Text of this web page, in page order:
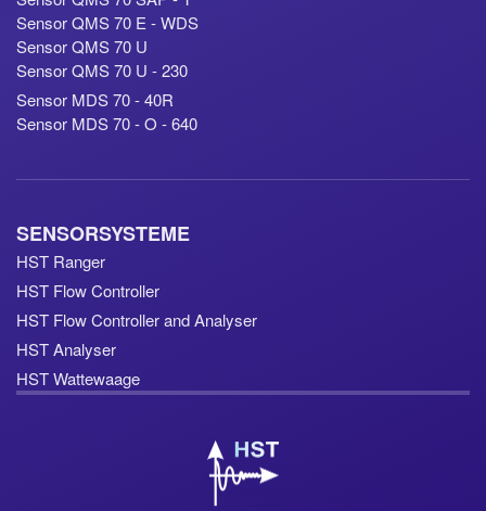
Sensor QMS 70 E - WDS
Sensor QMS 70 U
Sensor QMS 70 U - 230
Sensor MDS 70 - 40R
Sensor MDS 70 - O - 640
SENSORSYSTEME
HST Ranger
HST Flow Controller
HST Flow Controller and Analyser
HST Analyser
HST Wattewaage